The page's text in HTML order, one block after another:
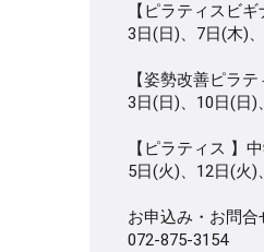
【ピラティスビ
3日(日)、7日(木)
【姿勢改善ピラ
3日(日)、10日(日)
【ピラティス 】
5日(火)、12日(火)
お申込み・お問合
072-875-3154